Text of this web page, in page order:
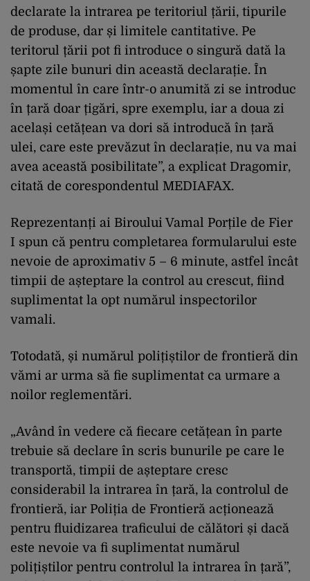
declarate la intrarea pe teritoriul țării, tipurile
de produse, dar și limitele cantitative. Pe
teritorul țării pot fi introduce o singură dată la
șapte zile bunuri din această declarație. În
momentul în care într-o anumită zi se introduc
în țară doar țigări, spre exemplu, iar a doua zi
același cetățean va dori să introducă în țară
ulei, care este prevăzut în declarație, nu va mai
avea această posibilitate”, a explicat Dragomir,
citată de corespondentul MEDIAFAX.
Reprezentanți ai Biroului Vamal Porțile de Fier
I spun că pentru completarea formularului este
nevoie de aproximativ 5 – 6 minute, astfel încât
timpii de așteptare la control au crescut, fiind
suplimentat la opt numărul inspectorilor
vamali.
Totodată, și numărul polițiștilor de frontieră din
vămi ar urma să fie suplimentat ca urmare a
noilor reglementări.
„Având în vedere că fiecare cetățean în parte
trebuie să declare în scris bunurile pe care le
transportă, timpii de așteptare cresc
considerabil la intrarea în țară, la controlul de
frontieră, iar Poliția de Frontieră acționează
pentru fluidizarea traficului de călători și dacă
este nevoie va fi suplimentat numărul
polițiștilor pentru controlul la intrarea în țară”,